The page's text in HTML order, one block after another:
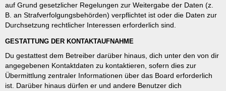
auf Grund gesetzlicher Regelungen zur Weitergabe der Daten (z.
B. an Strafverfolgungsbehörden) verpflichtet ist oder die Daten zur
Durchsetzung rechtlicher Interessen erforderlich sind.
GESTATTUNG DER KONTAKTAUFNAHME
Du gestattest dem Betreiber darüber hinaus, dich unter den von dir
angegebenen Kontaktdaten zu kontaktieren, sofern dies zur
Übermittlung zentraler Informationen über das Board erforderlich
ist. Darüber hinaus dürfen er und andere Benutzer dich